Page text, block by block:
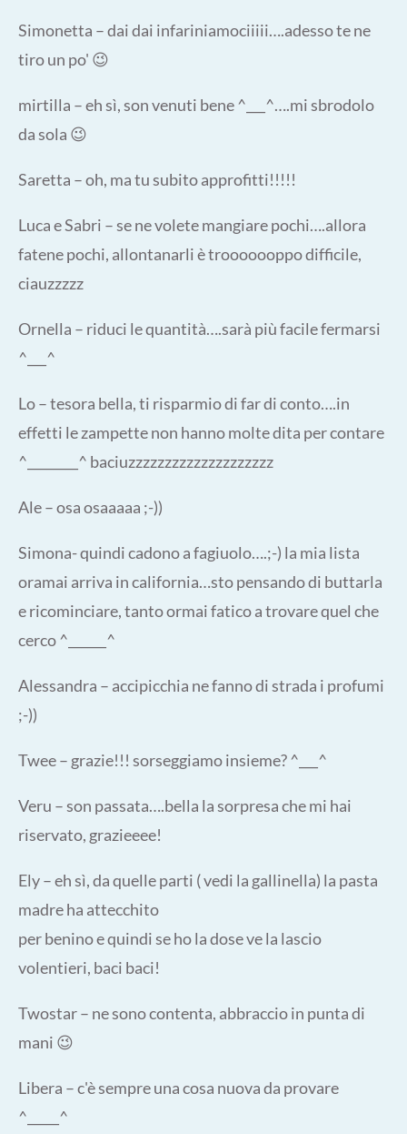
Simonetta – dai dai infariniamociiiii….adesso te ne
tiro un po' 😉
mirtilla – eh sì, son venuti bene ^___^….mi sbrodolo
da sola 😉
Saretta – oh, ma tu subito approfitti!!!!!
Luca e Sabri – se ne volete mangiare pochi….allora
fatene pochi, allontanarli è trooooooppo difficile,
ciauzzzzz
Ornella – riduci le quantità….sarà più facile fermarsi
^___^
Lo – tesora bella, ti risparmio di far di conto….in
effetti le zampette non hanno molte dita per contare
^________^ baciuzzzzzzzzzzzzzzzzzzzz
Ale – osa osaaaaa ;-))
Simona- quindi cadono a fagiuolo….;-) la mia lista
oramai arriva in california…sto pensando di buttarla
e ricominciare, tanto ormai fatico a trovare quel che
cerco ^______^
Alessandra – accipicchia ne fanno di strada i profumi
;-))
Twee – grazie!!! sorseggiamo insieme? ^___^
Veru – son passata….bella la sorpresa che mi hai
riservato, grazieeee!
Ely – eh sì, da quelle parti ( vedi la gallinella) la pasta
madre ha attecchito
per benino e quindi se ho la dose ve la lascio
volentieri, baci baci!
Twostar – ne sono contenta, abbraccio in punta di
mani 😉
Libera – c'è sempre una cosa nuova da provare
^_____^